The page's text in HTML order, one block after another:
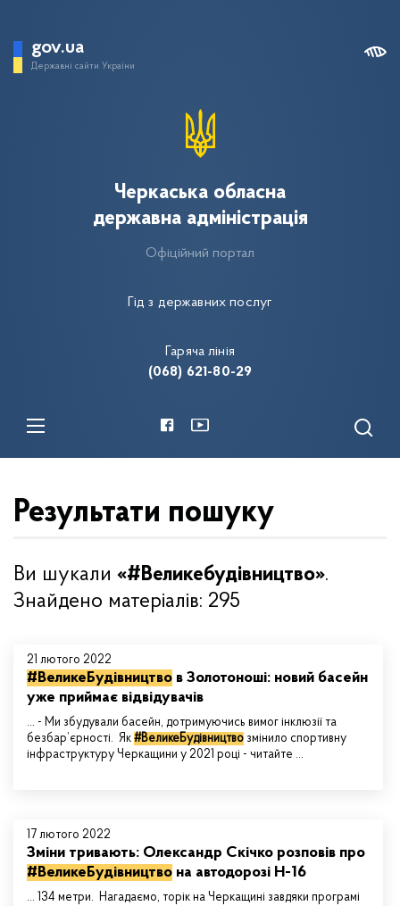
gov.ua
Державні сайти України
Гід з державних послуг
Черкаська обласна
державна адміністрація
Офіційний портал
Гаряча лінія
(068) 621-80-29
Результати пошуку
Ви шукали «#Великебудівництво».
Знайдено матеріалів: 295
#ВеликеБудівництво в Золотоноші: новий басейн
уже приймає відвідувачів
... - Ми збудували басейн, дотримуючись вимог інклюзії та
безбар’єрності. Як #ВеликеБудівництво змінило спортивну
інфраструктуру Черкащини у 2021 році - читайте ...
21 лютого 2022
Зміни тривають: Олександр Скічко розповів про
#ВеликеБудівництво на автодорозі Н-16
... 134 метри. Нагадаємо, торік на Черкащині завдяки програмі
17 лютого 2022